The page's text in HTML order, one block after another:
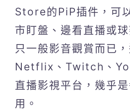
Store的PiP插件，可
市盯盤、邊看直播或
只一般影音觀賞而已
Netflix、Twitch、
直播影視平台，幾乎
用。